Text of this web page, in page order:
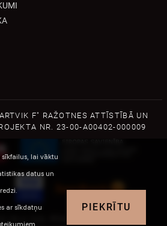
F" RAŽOTNES ATTĪSTĪBĀ UN
NR. 23-00-A00402-000009
lai vāktu
datus un
ar sīkdatņu
PIEKRĪTU